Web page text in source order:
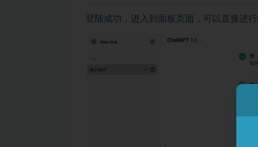
登陆成功，进入到面板页面，可以直接进行